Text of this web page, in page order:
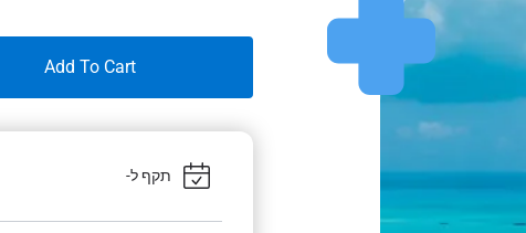
Add To Cart
תקף ל-